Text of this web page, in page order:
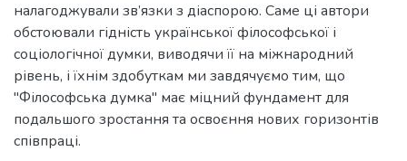
налагоджували зв’язки з діаспорою. Саме ці автори
обстоювали гідність української філософської і
соціологічної думки, виводячи її на міжнародний
рівень, і їхнім здобуткам ми завдячуємо тим, що
"Філософська думка" має міцний фундамент для
подальшого зростання та освоєння нових горизонтів
співпраці.